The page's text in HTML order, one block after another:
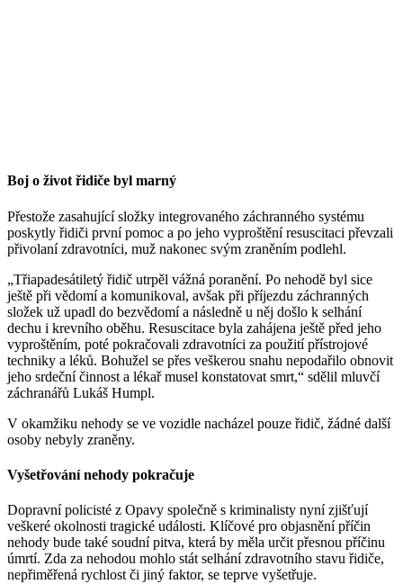
Boj o život řidiče byl marný
Přestože zasahující složky integrovaného záchranného systému
poskytly řidiči první pomoc a po jeho vyproštění resuscitaci převzali
přivolaní zdravotníci, muž nakonec svým zraněním podlehl.
„Třiapadesátiletý řidič utrpěl vážná poranění. Po nehodě byl sice
ještě při vědomí a komunikoval, avšak při příjezdu záchranných
složek už upadl do bezvědomí a následně u něj došlo k selhání
dechu i krevního oběhu. Resuscitace byla zahájena ještě před jeho
vyproštěním, poté pokračovali zdravotníci za použití přístrojové
techniky a léků. Bohužel se přes veškerou snahu nepodařilo obnovit
jeho srdeční činnost a lékař musel konstatovat smrt,“ sdělil mluvčí
záchranářů Lukáš Humpl.
V okamžiku nehody se ve vozidle nacházel pouze řidič, žádné další
osoby nebyly zraněny.
Vyšetřování nehody pokračuje
Dopravní policisté z Opavy společně s kriminalisty nyní zjišťují
veškeré okolnosti tragické události. Klíčové pro objasnění příčin
nehody bude také soudní pitva, která by měla určit přesnou příčinu
úmrtí. Zda za nehodou mohlo stát selhání zdravotního stavu řidiče,
nepřiměřená rychlost či jiný faktor, se teprve vyšetřuje.